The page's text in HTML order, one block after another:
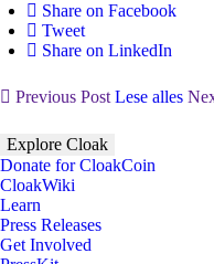
Share on Facebook
Tweet
Share on LinkedIn
Previous Post Lese alles
Explore Cloak
Donate for CloakCoin
CloakWiki
Learn
Press Releases
Get Involved